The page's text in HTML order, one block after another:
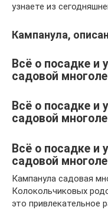
узнаете из
Кампанула,
Всё о посадке и
садовой
Всё о посадке и
садовой
Всё о посадке и
садовой
Кампанула садовая
Колокольчиковых
это привлекательное